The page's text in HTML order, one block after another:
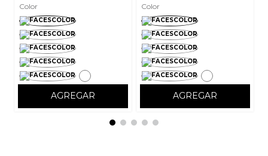
Color
AGREGAR
Color
AGREGAR